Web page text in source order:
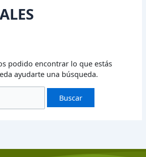
podido encontrar lo que estás
ayudarte una búsqueda.